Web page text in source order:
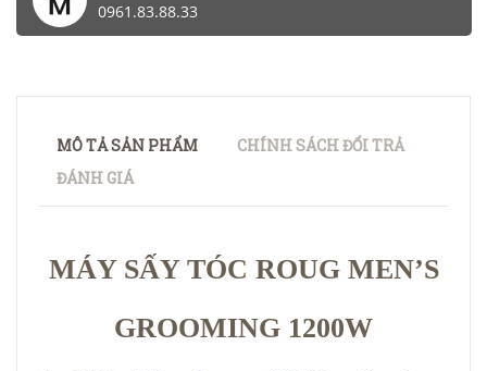
0961.83.88.33
MÔ TẢ SẢN PHẨM
CHÍNH SÁCH ĐỔI TRẢ
ĐÁNH GIÁ
MÁY SẤY TÓC ROUG MEN’S
GROOMING 1200W